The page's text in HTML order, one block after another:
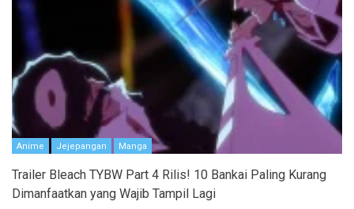
Anime Jejepangan Manga
Trailer Bleach TYBW Part 4 Rilis! 10 Bankai Paling Kurang
Dimanfaatkan yang Wajib Tampil Lagi